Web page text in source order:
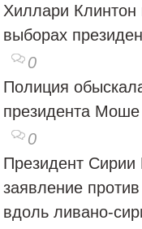
Хиллари Клинтон
выборах
0
Полиция
президента
0
Президент
заявление
вдоль ливано-